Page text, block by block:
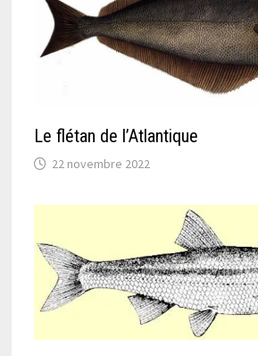
Le flétan de l’Atlantique
22 novembre 2022